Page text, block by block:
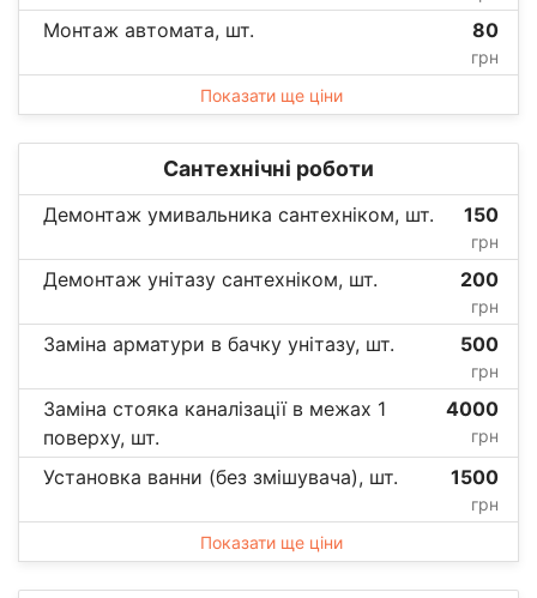
Монтаж автомата, шт. 80
грн
Показати ще ціни
Сантехнічні роботи
Демонтаж умивальника сантехніком, шт. 150
грн
Демонтаж унітазу сантехніком, шт. 200
грн
Заміна арматури в бачку унітазу, шт. 500
грн
Заміна стояка каналізації в межах 1
поверху, шт.
4000
грн
Установка ванни (без змішувача), шт. 1500
грн
Показати ще ціни